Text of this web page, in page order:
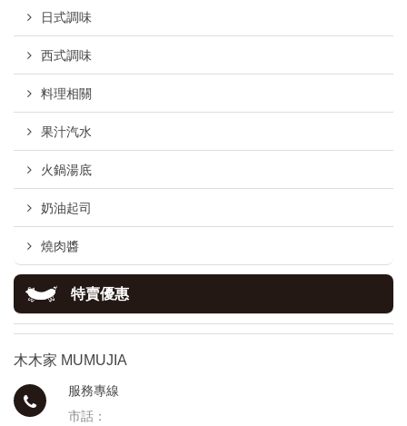
日式調味
西式調味
料理相關
果汁汽水
火鍋湯底
奶油起司
燒肉醬
特賣優惠
木木家 MUMUJIA
服務專線
市話：